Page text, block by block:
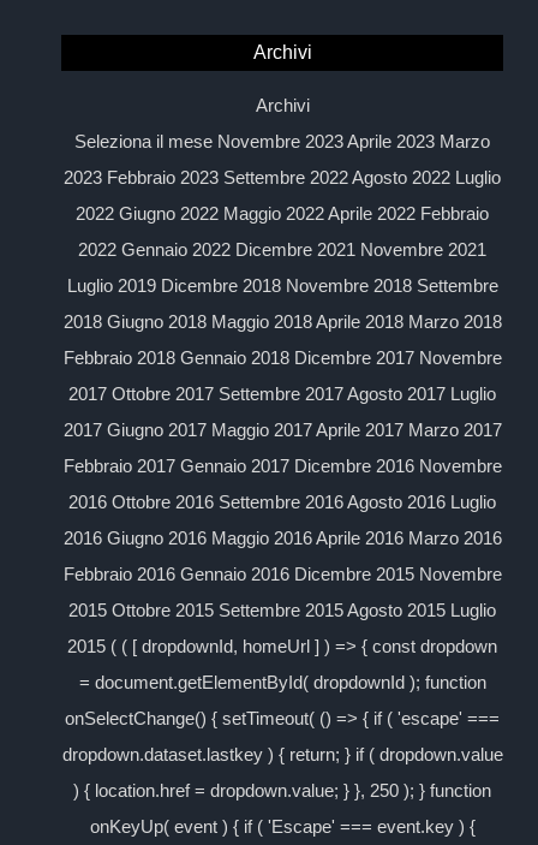
Archivi
Archivi
Seleziona il mese Novembre 2023 Aprile 2023 Marzo
2023 Febbraio 2023 Settembre 2022 Agosto 2022 Luglio
2022 Giugno 2022 Maggio 2022 Aprile 2022 Febbraio
2022 Gennaio 2022 Dicembre 2021 Novembre 2021
Luglio 2019 Dicembre 2018 Novembre 2018 Settembre
2018 Giugno 2018 Maggio 2018 Aprile 2018 Marzo 2018
Febbraio 2018 Gennaio 2018 Dicembre 2017 Novembre
2017 Ottobre 2017 Settembre 2017 Agosto 2017 Luglio
2017 Giugno 2017 Maggio 2017 Aprile 2017 Marzo 2017
Febbraio 2017 Gennaio 2017 Dicembre 2016 Novembre
2016 Ottobre 2016 Settembre 2016 Agosto 2016 Luglio
2016 Giugno 2016 Maggio 2016 Aprile 2016 Marzo 2016
Febbraio 2016 Gennaio 2016 Dicembre 2015 Novembre
2015 Ottobre 2015 Settembre 2015 Agosto 2015 Luglio
2015 ( ( [ dropdownId, homeUrl ] ) => { const dropdown
= document.getElementById( dropdownId ); function
onSelectChange() { setTimeout( () => { if ( 'escape' ===
dropdown.dataset.lastkey ) { return; } if ( dropdown.value
) { location.href = dropdown.value; } }, 250 ); } function
onKeyUp( event ) { if ( 'Escape' === event.key ) {